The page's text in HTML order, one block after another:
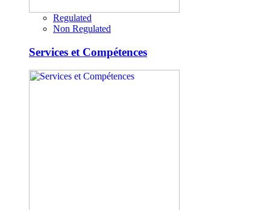
Regulated
Non Regulated
Services et Compétences